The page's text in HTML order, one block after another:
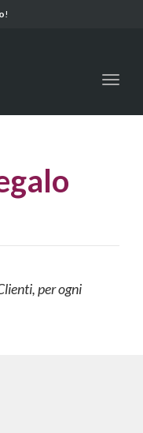
!
per ogni